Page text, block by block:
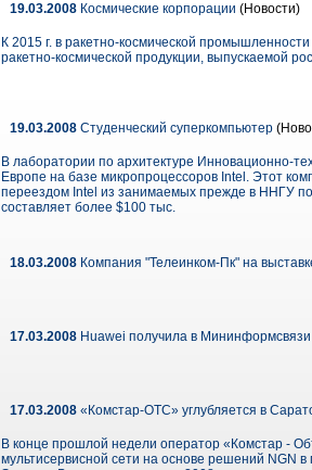
19.03.2008 Космические корпорации (Новости)
К 2015 г. в ракетно-космической
ракетно-космической продукции, выпускаемой
19.03.2008 Студенческий суперкомпьютер
В лаборатории по архитектуре Инновационно-
Европе на базе микропроцессоров Intel. Этот
переездом Intel из занимаемых прежде в ННГУ
составляет более $100 тыс.
18.03.2008 Компания "Телеинком-Пк" на
17.03.2008 Huawei получила в
17.03.2008 «Комстар-ОТС» углубляется в
В конце прошлой недели оператор «Комстар -
мультисервисной сети на основе решений NGN